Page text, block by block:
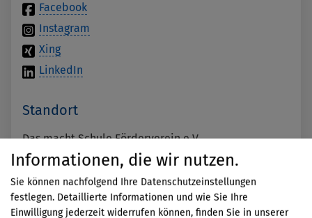
Informationen, die wir nutzen.
Sie können nachfolgend Ihre Datenschutzeinstellungen
festlegen. Detaillierte Informationen und wie Sie Ihre
Einwilligung jederzeit widerrufen können, finden Sie in unserer
Facebook
Instagram
Xing
LinkedIn
Standort
Das macht Schule Förderverein e.V.
Admiralitätstraße 58
Deutschland
Auf Karte anzeigen